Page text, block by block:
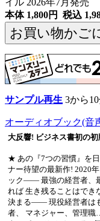
イル 2026年7月発売
本体 1,800円 税込
サンプル再生 3から
オーディオブック(音
大反響! ビジネス書初の
★ あの『7つの習慣』を
ナー待望の最新作! 2020
ック―― 最強の経営者、
れば 生き残ることはで
決まる―― 現役経営者は
者、 マネジャー、管理